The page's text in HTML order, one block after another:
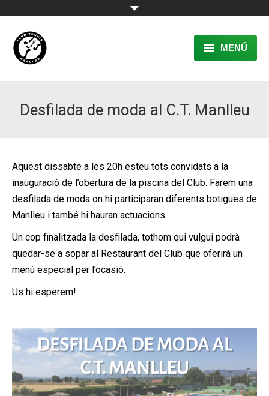
MENÚ
RESERVA
PÀDEL
ACTIVITATS
CONTACTE
Desfilada de moda al C.T. Manlleu
Aquest dissabte a les 20h esteu tots convidats a la
inauguració de l’obertura de la piscina del Club. Farem una
desfilada de moda on hi participaran diferents botigues de
Manlleu i també hi hauran actuacions.
Un cop finalitzada la desfilada, tothom qui vulgui podrà
quedar-se a sopar al Restaurant del Club que oferirà un
menú especial per l’ocasió.
Us hi esperem!